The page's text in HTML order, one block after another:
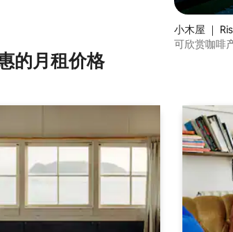
5 分），共 123 条评价 小木屋 ｜
可欣赏咖啡
的月租价格